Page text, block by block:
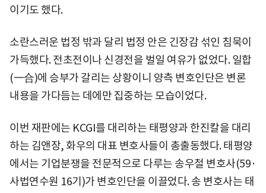
이기도 했다.
소란스러운 법정 밖과 달리 법정 안은 긴장감 섞인 침묵이
가득했다. 전초전이나 신경전을 벌일 여유가 없었다. 일합
(一合)에 승부가 갈리는 상황이니 양측 변호인단은 변론
내용을 가다듬는 데에만 집중하는 모습이었다.
이번 재판에는 KCGI를 대리하는 태평양과 한진칼을 대리
하는 김앤장, 화우의 대표 변호사들이 총출동했다. 태평양
에서는 기업분쟁을 전문적으로 다루는 송우철 변호사(59·
사법연수원 16기)가 변호인단을 이끌었다. 송 변호사는 태